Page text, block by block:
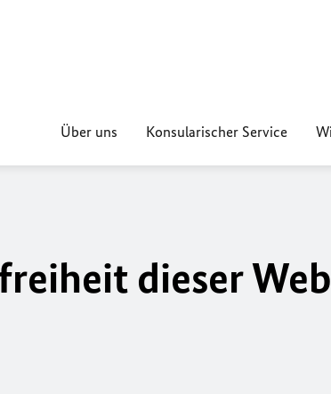
Über uns Konsularischer Service
dieser